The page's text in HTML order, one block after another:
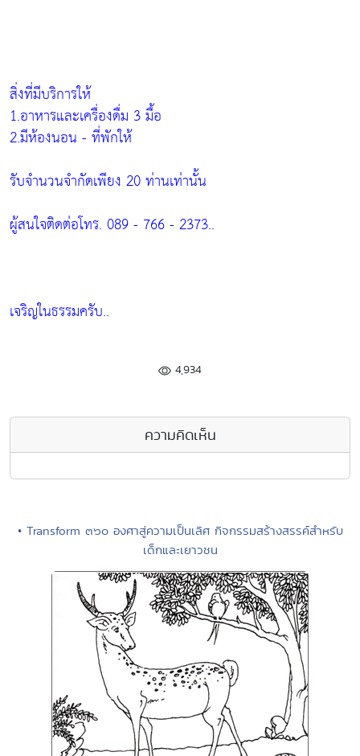
สิ่งที่มีบริการให้
1.อาหารและเครื่องดื่ม 3 มื้อ
2.มีห้องนอน - ที่พักให้
รับจำนวนจำกัดเพียง 20 ท่านเท่านั้น
ผู้สนใจติดต่อโทร. 089 - 766 - 2373..
เจริญในธรรมครับ..
4,934
ความคิดเห็น
• Transform ๓๖๐ องศาสู่ความเป็นเลิศ กิจกรรมสร้างสรรค์สำหรับ
เด็กและเยาวชน